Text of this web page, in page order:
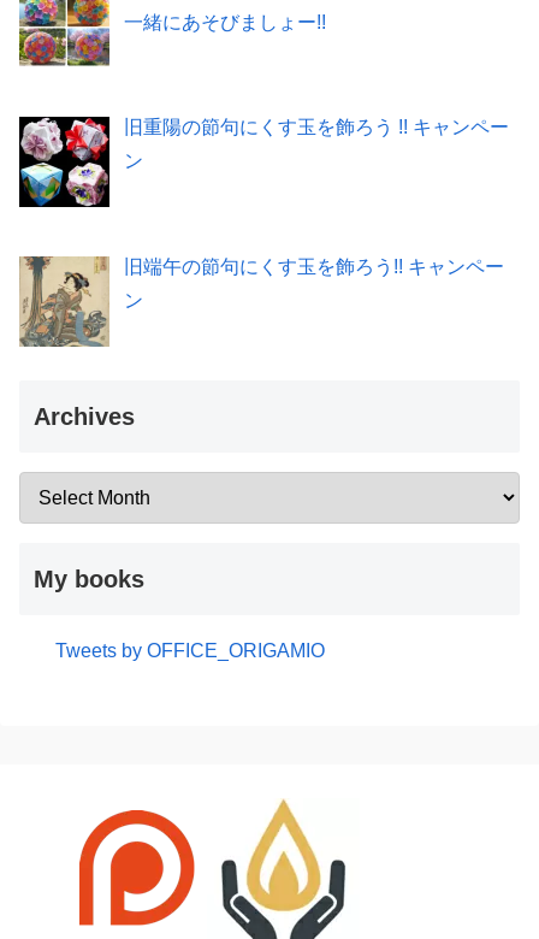
一緒にあそびましょー!!
旧重陽の節句にくす玉を飾ろう !! キャンペー
ン
旧端午の節句にくす玉を飾ろう!! キャンペー
ン
Archives
My books
Tweets by OFFICE_ORIGAMIO